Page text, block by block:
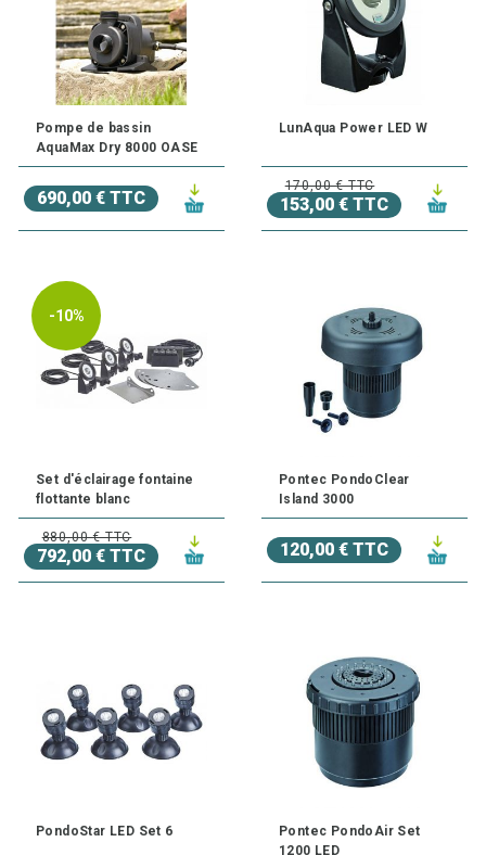
Pompe de bassin
AquaMax Dry 8000 OASE
690,00 € TTC
LunAqua Power LED W
170,00 € TTC
153,00 € TTC
-10%
Set d'éclairage fontaine
flottante blanc
880,00 € TTC
792,00 € TTC
Pontec PondoClear
Island 3000
120,00 € TTC
PondoStar LED Set 6
Pontec PondoAir Set
1200 LED